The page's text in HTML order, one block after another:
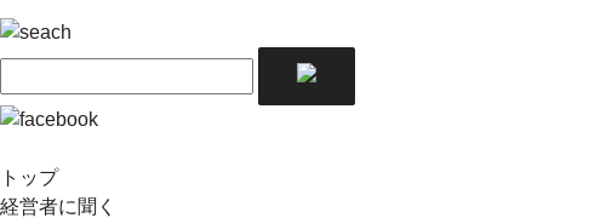
トップ
経営者に聞く